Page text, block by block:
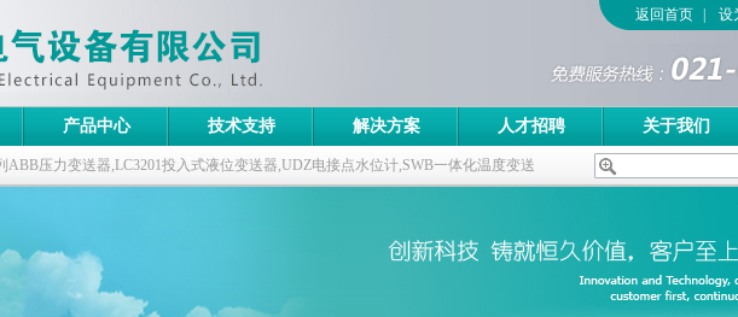
返回首页 设
产品中心 技术支持 解决方案 人才招聘 关于我们
ABB压力变送器,LC3201投入式液位变送器,UDZ电接点水位计,SWB一体化温度变送